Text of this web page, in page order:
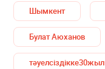
Шымкент
Булат Аюханов
тәуелсіздікке30жыл